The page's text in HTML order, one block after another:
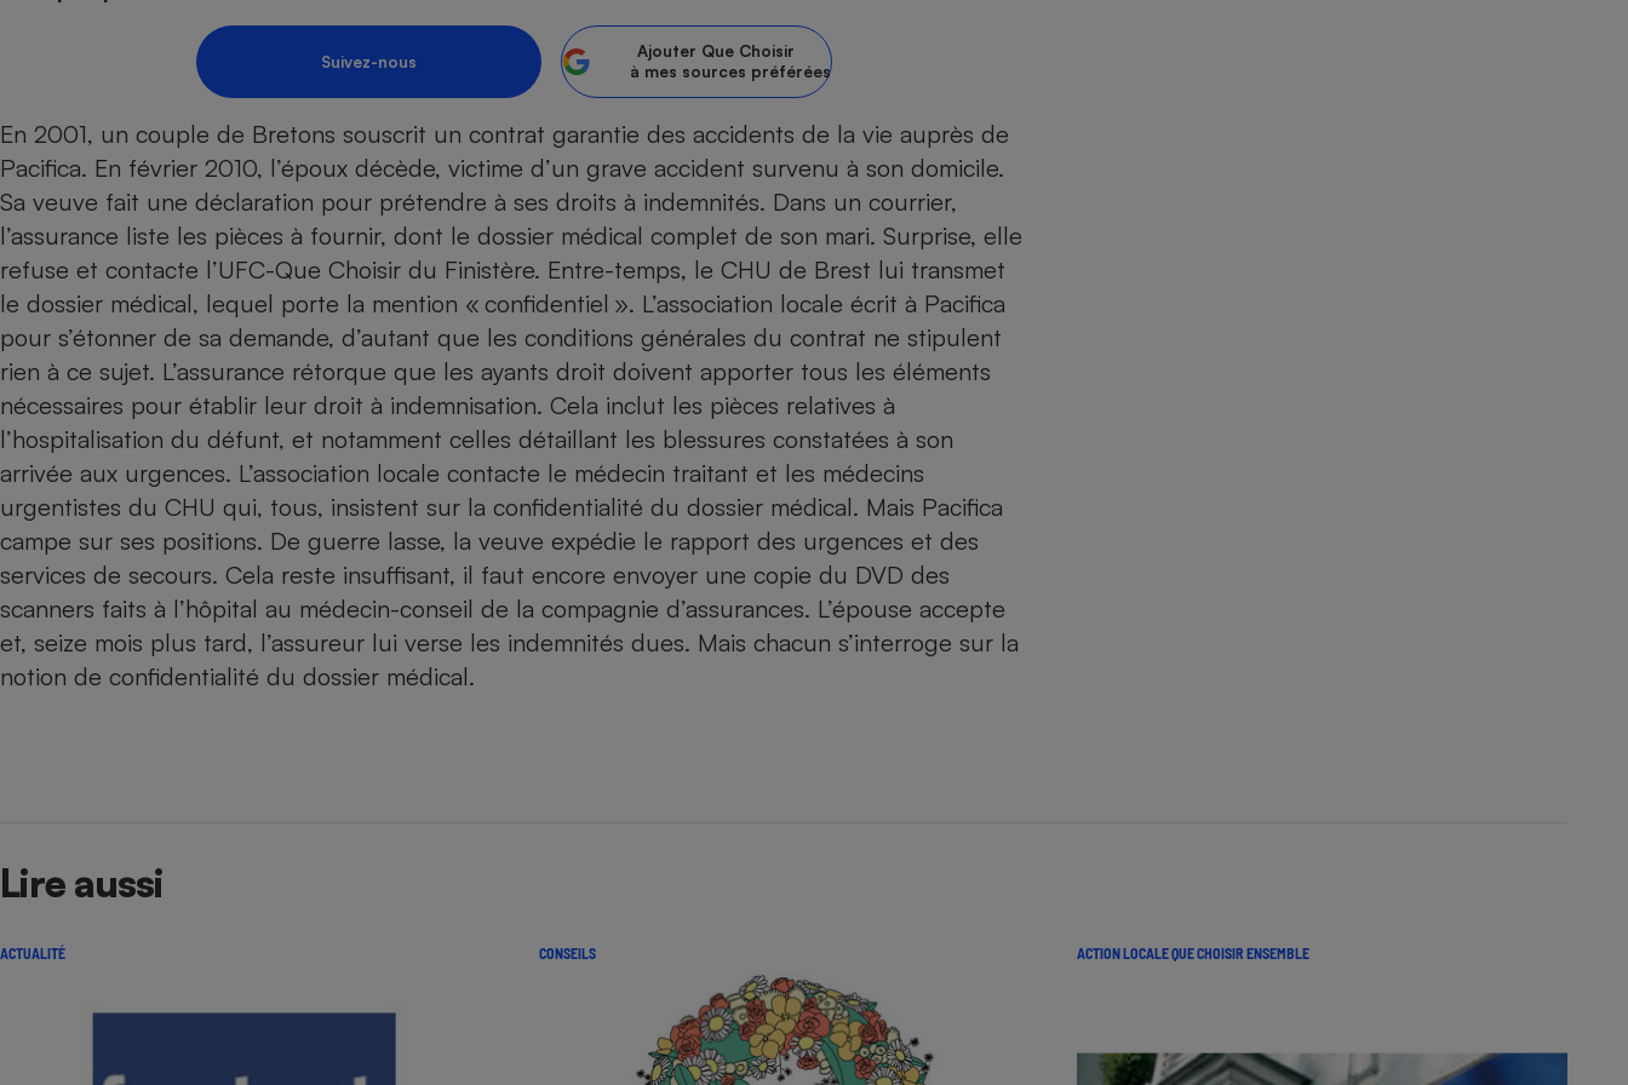
Suivez-nous
Ajouter Que Choisir
à mes sources préférées
En 2001, un couple de Bretons souscrit un contrat garantie des accidents de la vie auprès de
Pacifica. En février 2010, l’époux décède, victime d’un grave accident survenu à son domicile.
Sa veuve fait une déclaration pour prétendre à ses droits à indemnités. Dans un courrier,
l’assurance liste les pièces à fournir, dont le dossier médical complet de son mari. Surprise, elle
refuse et contacte l’UFC-Que Choisir du Finistère. Entre-temps, le CHU de Brest lui transmet
le dossier médical, lequel porte la mention « confidentiel ». L’association locale écrit à Pacifica
pour s’étonner de sa demande, d’autant que les conditions générales du contrat ne stipulent
rien à ce sujet. L’assurance rétorque que les ayants droit doivent apporter tous les éléments
nécessaires pour établir leur droit à indemnisation. Cela inclut les pièces relatives à
l’hospitalisation du défunt, et notamment celles détaillant les blessures constatées à son
arrivée aux urgences. L’association locale contacte le médecin traitant et les médecins
urgentistes du CHU qui, tous, insistent sur la confidentialité du dossier médical. Mais Pacifica
campe sur ses positions. De guerre lasse, la veuve expédie le rapport des urgences et des
services de secours. Cela reste insuffisant, il faut encore envoyer une copie du DVD des
scanners faits à l’hôpital au médecin-conseil de la compagnie d’assurances. L’épouse accepte
et, seize mois plus tard, l’assureur lui verse les indemnités dues. Mais chacun s’interroge sur la
notion de confidentialité du dossier médical.
Lire aussi
ACTUALITÉ CONSEILS ACTION LOCALE QUE CHOISIR ENSEMBLE
Produit alimentaire
Sécurité - Hygiène
Supermarché - Drive
Circuits courts et
alimentation locale
Complément
alimentaire
Banque - Crédit
Epargne - Fiscalité
Mutuelle Banque en ligne
Carburant
Circulation routière
Contrôle technique - Réparation
Pièce détachée
Moto
Comparateur auto
Supermarché - Drive
Comparatif sèche-linge
Comparatif réfrigérateur-congélateur
Comparatif plaque à induction
Comparatif hotte aspirante
Comparatif climatiseur mobile
Comparatif aspirateur balai
Comparatif aspirateur traîneau
Comparatif cafetière automatique
Comparatif robot cuiseur
Comparatif centrale vapeur
Gros électroménager
Petit électroménager - Ustensile
Électricité - Gaz
Panneaux
photovoltaïques
Comparatif smartphone
Comparatif casque audio
Comparatif barre de son
Comparatif imprimante multifonction
Comparatif ordinateur portable
Comparatif ultrabook
Comparatif tablette tactile
Image et son
Informatique
Internet
Téléphonie
Crédit immobilier
Comparatif nettoyeur haute
pression
Comparatif tondeuse robot
Comparatif poêle à granulés
Comparatif radiateur électrique
Aménagement
Bricolage - Jardinage
Chauffage
Produit d'entretien
Sécurité domestique
Comparateur mutuelle
Comparateur des devis d’opticiens
Hygiène - Beauté
Maladie - Médecine - Médicament
Système de santé - Complémentaire santé
Maison de retraite
Obsèques - Pompes
funèbres
Retraite
Puériculture - Produit
pour bébé
Choisir son pellet
Comparateur assurance emprunteur
Energie Moins Chère Ensemble
Tous les comparateurs
Toutes les cartes interactives
Speedtest - Testez le débit de votre
connexion Internet